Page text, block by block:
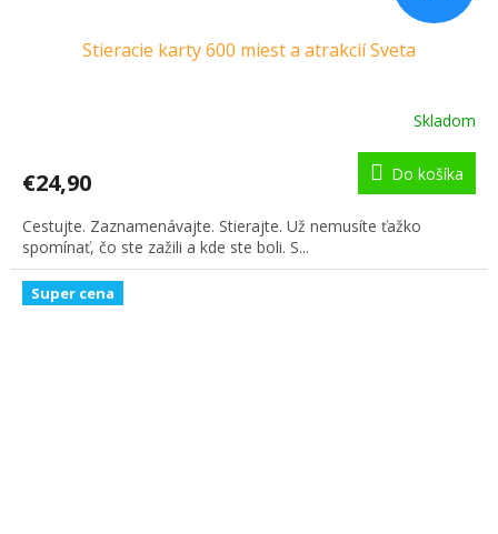
Stieracie karty 600 miest a atrakcií Sveta
Skladom
€24,90 Do košíka
Cestujte. Zaznamenávajte. Stierajte. Už nemusíte ťažko
spomínať, čo ste zažili a kde ste boli. S...
Super cena